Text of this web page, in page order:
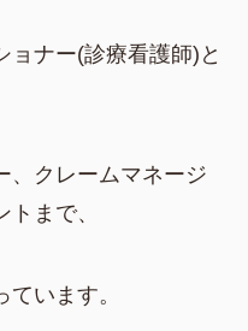
ョナー(診療看護師)と
、クレームマネージ
まで、
います。